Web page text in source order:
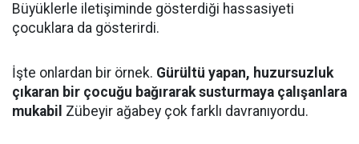
Büyüklerle iletişiminde gösterdiği hassasiyeti
çocuklara da gösterirdi.
İşte onlardan bir örnek. Gürültü yapan, huzursuzluk
çıkaran bir çocuğu bağırarak susturmaya çalışanlara
mukabil Zübeyir ağabey çok farklı davranıyordu.